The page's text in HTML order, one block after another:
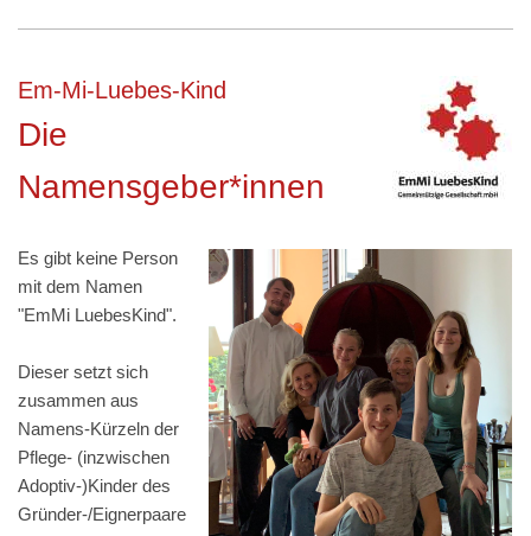
Em-Mi-Luebes-Kind
Die
Namensgeber*innen
Es gibt keine Person
mit dem Namen
"EmMi LuebesKind".
Dieser setzt sich
zusammen aus
Namens-Kürzeln der
Pflege- (inzwischen
Adoptiv-)Kinder des
Gründer-/Eignerpaare